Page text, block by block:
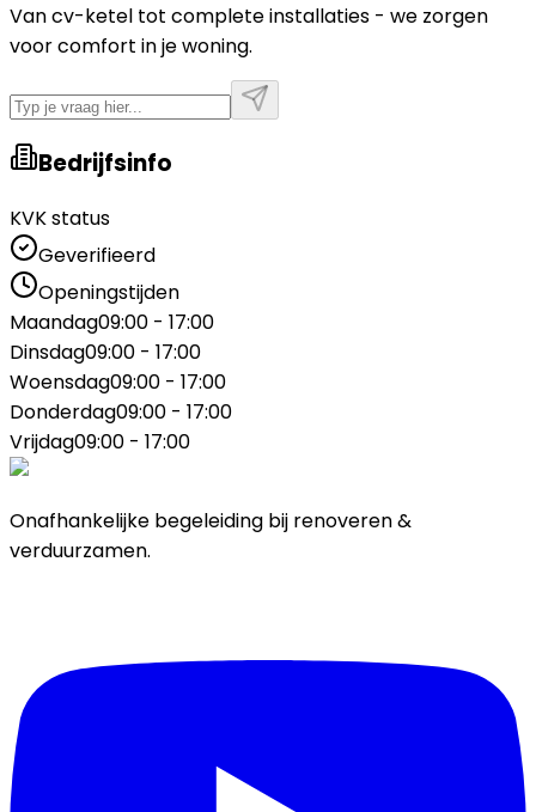
Van cv-ketel tot complete installaties - we zorgen
voor comfort in je woning.
Bedrijfsinfo
KVK status
Geverifieerd
Openingstijden
Maandag09:00 - 17:00
Dinsdag09:00 - 17:00
Woensdag09:00 - 17:00
Donderdag09:00 - 17:00
Vrijdag09:00 - 17:00
Onafhankelijke begeleiding bij renoveren &
verduurzamen.